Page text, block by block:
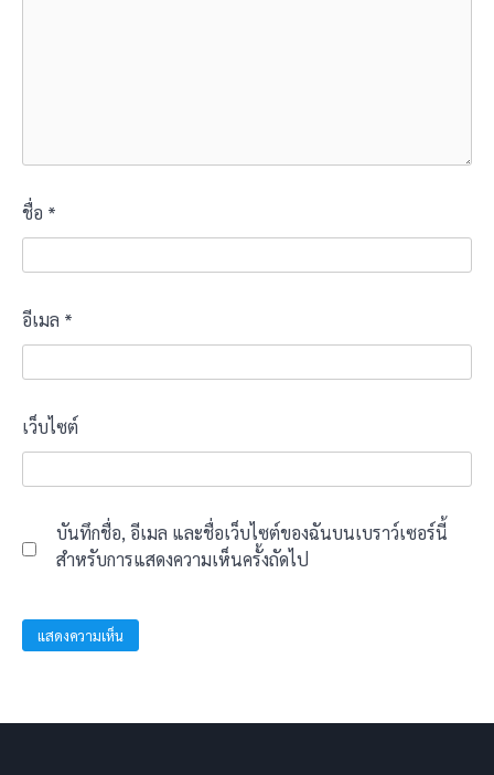
ชื่อ *
อีเมล *
เว็บไซต์
บันทึกชื่อ, อีเมล และชื่อเว็บไซต์ของฉันบนเบราว์เซอร์นี้
สำหรับการแสดงความเห็นครั้งถัดไป